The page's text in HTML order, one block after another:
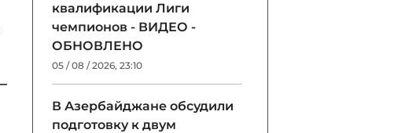
квалификации Лиги
чемпионов - ВИДЕО -
ОБНОВЛЕНО
05 / 08 / 2026, 23:10
В Азербайджане обсудили
подготовку к двум